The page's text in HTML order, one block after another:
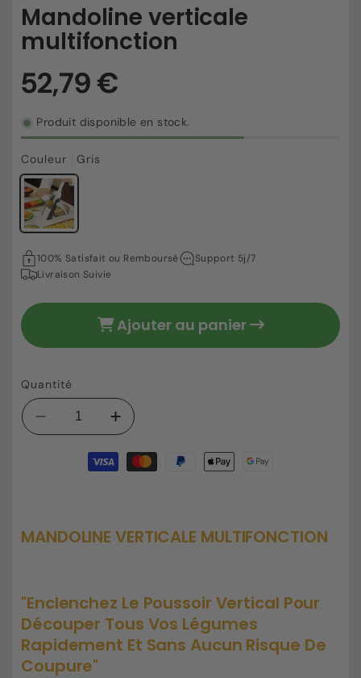
Mandoline verticale
multifonction
Prix
habituel
52,79 €
Produit disponible en stock.
Couleur Gris
100% Satisfait ou Remboursé
Support 5j/7
Livraison Suivie
Ajouter au panier
Quantité
Réduire
la
quantité
Augmenter
la
quantité
de
MANDOLINE VERTICALE MULTIFONCTION
"Enclenchez Le Poussoir Vertical Pour
Découper Tous Vos Légumes
Rapidement Et Sans Aucun Risque De
Coupure"